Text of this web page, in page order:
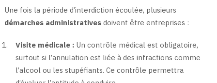
Une fois la période d’interdiction écoulée, plusieurs
démarches administrativesdoivent être entreprises :
Visite médicale :Un contrôle médical est obligatoire,
surtout si l’annulation est liée à des infractions comme
l’alcool ou les stupéfiants. Ce contrôle permettra